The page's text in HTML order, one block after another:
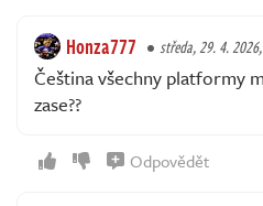
Honza777 středa, 29. 4.
Čeština všechny platformy
zase??
Odpovědět